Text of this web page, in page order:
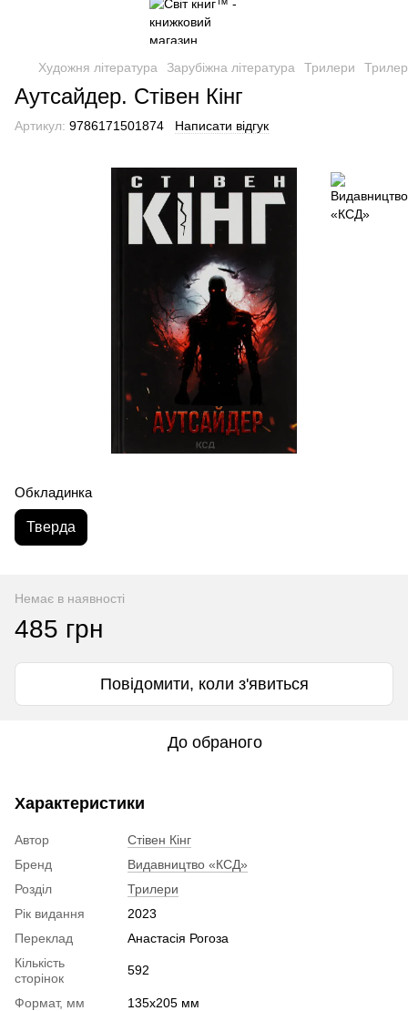
Художня література Зарубіжна література Трилери
Аутсайдер. Стівен Кінг
Артикул: 9786171501874 Написати відгук
Обкладинка
Тверда
Немає в наявності
485 грн
Повідомити, коли з'явиться
До обраного
Характеристики
Автор
Стівен Кінг
Бренд
Видавництво «КСД»
Розділ
Трилери
Рік видання
2023
Переклад
Анастасія Рогоза
Кількість
сторінок
592
Формат, мм 135х205 мм